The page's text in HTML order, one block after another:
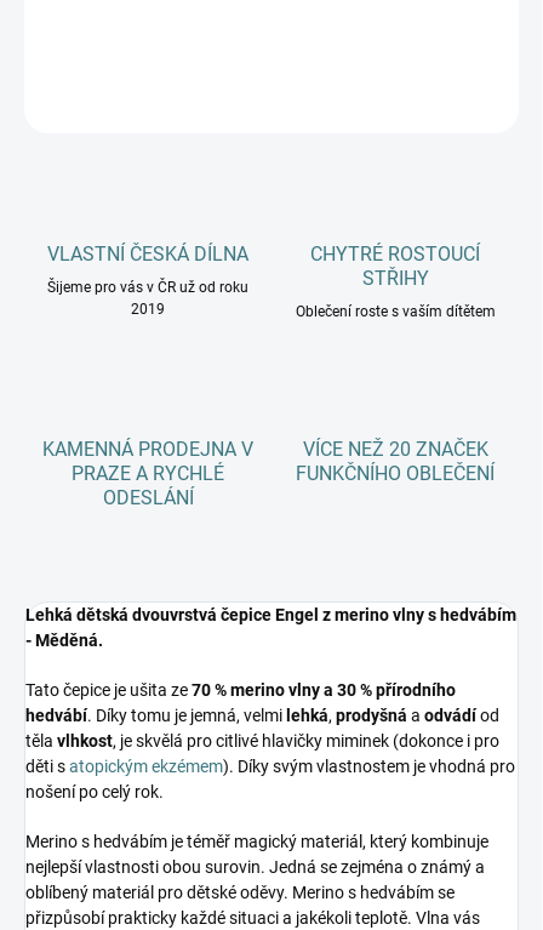
VLASTNÍ ČESKÁ DÍLNA
Šijeme pro vás v ČR už od roku
2019
CHYTRÉ ROSTOUCÍ
STŘIHY
Oblečení roste s vaším dítětem
KAMENNÁ PRODEJNA V
PRAZE A RYCHLÉ
ODESLÁNÍ
VÍCE NEŽ 20 ZNAČEK
FUNKČNÍHO OBLEČENÍ
Lehká dětská dvouvrstvá čepice Engel z merino vlny s hedvábím
- Měděná.
Tato čepice je ušita ze70 % merino vlny a 30 % přírodního
hedvábí. Díky tomu je jemná, velmi lehká, prodyšná a odvádíod
těla vlhkost, je skvělá pro citlivé hlavičky miminek (dokonce i pro
děti satopickým ekzémem). Díky svým vlastnostem je vhodná pro
nošení po celý rok.
Merino s hedvábím je téměř magický materiál, který kombinuje
nejlepší vlastnosti obou surovin. Jedná se zejména o známý a
oblíbený materiál pro dětské oděvy. Merino s hedvábím se
přizpůsobí prakticky každé situaci a jakékoli teplotě. Vlna vás